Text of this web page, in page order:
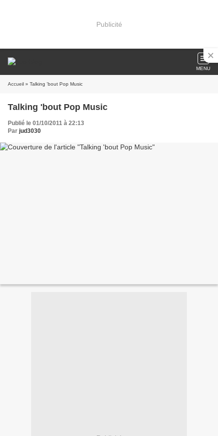
Publicité
MENU
Accueil » Talking 'bout Pop Music
Talking 'bout Pop Music
Publié le 01/10/2011 à 22:13
Par jud3030